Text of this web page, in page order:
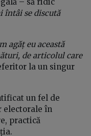
întâi se discută
agăț eu această
de articolul care
la un singur
un fel de
electorale în
practică